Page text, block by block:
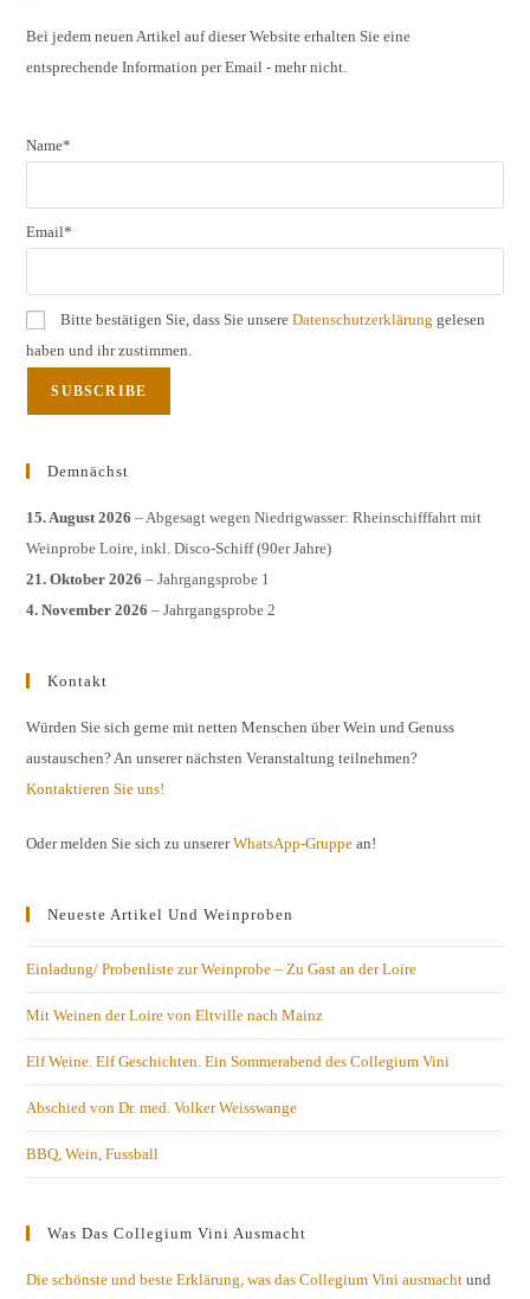
Bei jedem neuen Artikel auf dieser Website erhalten Sie eine
entsprechende Information per Email - mehr nicht.
Name*
Email*
Bitte bestätigen Sie, dass Sie unsereDatenschutzerklärung gelesen
haben und ihr zustimmen.
Demnächst
15. August 2026 – Abgesagt wegen Niedrigwasser: Rheinschifffahrt mit
Weinprobe Loire, inkl. Disco-Schiff (90er Jahre)
21. Oktober 2026 – Jahrgangsprobe 1
4. November 2026 – Jahrgangsprobe 2
Kontakt
Würden Sie sich gerne mit netten Menschen über Wein und Genuss
austauschen? An unserer nächsten Veranstaltung teilnehmen?
Kontaktieren Sie uns!
Oder melden Sie sich zu unsererWhatsApp-Gruppe an!
Neueste Artikel Und Weinproben
Einladung/ Probenliste zur Weinprobe – Zu Gast an der Loire
Mit Weinen der Loire von Eltville nach Mainz
Elf Weine. Elf Geschichten. Ein Sommerabend des Collegium Vini
Abschied von Dr. med. Volker Weisswange
BBQ, Wein, Fussball
Was Das Collegium Vini Ausmacht
Die schönste und beste Erklärung, was das Collegium Vini ausmacht und